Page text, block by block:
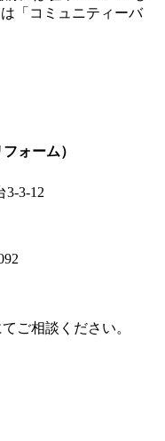
「コミュニティーバ
ォーム）
3-3-12
ご相談ください。